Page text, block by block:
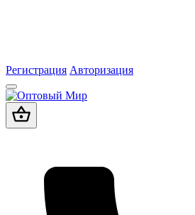
Регистрация Авторизация